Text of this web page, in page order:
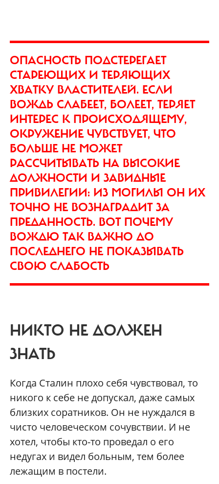
ОПАСНОСТЬ ПОДСТЕРЕГАЕТ
СТАРЕЮЩИХ И ТЕРЯЮЩИХ
ХВАТКУ ВЛАСТИТЕЛЕЙ. ЕСЛИ
ВОЖДЬ СЛАБЕЕТ, БОЛЕЕТ, ТЕРЯЕТ
ИНТЕРЕС К ПРОИСХОДЯЩЕМУ,
ОКРУЖЕНИЕ ЧУВСТВУЕТ, ЧТО
БОЛЬШЕ НЕ МОЖЕТ
РАССЧИТЫВАТЬ НА ВЫСОКИЕ
ДОЛЖНОСТИ И ЗАВИДНЫЕ
ПРИВИЛЕГИИ: ИЗ МОГИЛЫ ОН ИХ
ТОЧНО НЕ ВОЗНАГРАДИТ ЗА
ПРЕДАННОСТЬ. ВОТ ПОЧЕМУ
ВОЖДЮ ТАК ВАЖНО ДО
ПОСЛЕДНЕГО НЕ ПОКАЗЫВАТЬ
СВОЮ СЛАБОСТЬ
НИКТО НЕ ДОЛЖЕН
ЗНАТЬ
Когда Сталин плохо себя чувствовал, то
никого к себе не допускал, даже самых
близких соратников. Он не нуждался в
чисто человеческом сочувствии. И не
хотел, чтобы кто-то проведал о его
недугах и видел больным, тем более
лежащим в постели.